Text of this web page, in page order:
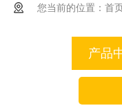
您当前的位置： 首
产品